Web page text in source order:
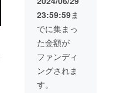
ン・小
山田雅
貴・三
枝聖・
片桐神
奈・遠
藤正
志・窪
23:59:59ま
でに集まっ
た金額が
ファンディ
ングされま
す。